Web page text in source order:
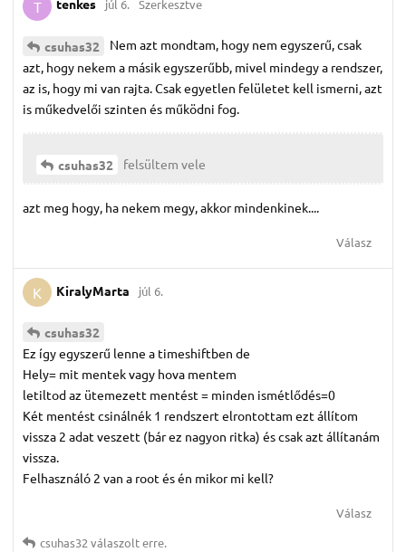
T tenkes júl 6. Szerkesztve
csuhas32
Nem azt mondtam, hogy nem egyszerű, csak
azt, hogy nekem a másik egyszerűbb, mivel mindegy a rendszer,
az is, hogy mi van rajta. Csak egyetlen felületet kell ismerni, azt
is műkedvelői szinten és működni fog.
csuhas32 felsültem vele
azt meg hogy, ha nekem megy, akkor mindenkinek....
Válasz
K KiralyMarta júl 6.
csuhas32
Ez így egyszerű lenne a timeshiftben de
Hely= mit mentek vagy hova mentem
letiltod az ütemezett mentést = minden ismétlődés=0
Két mentést csinálnék 1 rendszert elrontottam ezt állítom
vissza 2 adat veszett (bár ez nagyon ritka) és csak azt állítanám
vissza.
Felhasználó 2 van a root és én mikor mi kell?
Válasz
csuhas32 válaszolt erre.